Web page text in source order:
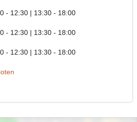
- 12:30 | 13:30 - 18:00
- 12:30 | 13:30 - 18:00
- 12:30 | 13:30 - 18:00